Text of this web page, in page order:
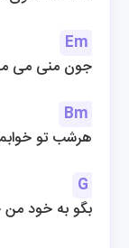
Em
جون منی می
Bm
هرشب تو
G
بگو به خود من